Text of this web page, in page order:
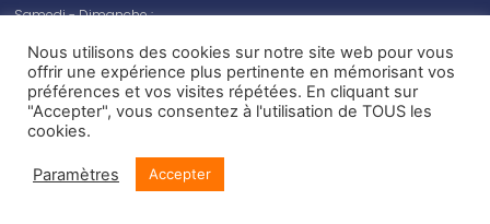
Samedi - Dimanche :
Nous utilisons des cookies sur notre site web pour vous
offrir une expérience plus pertinente en mémorisant vos
préférences et vos visites répétées. En cliquant sur
"Accepter", vous consentez à l'utilisation de TOUS les
cookies.
Paramètres Accepter